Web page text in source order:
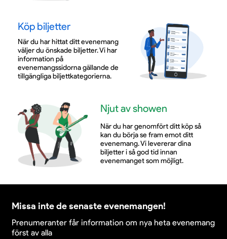
Köp biljetter
När du har hittat ditt evenemang
väljer du önskade biljetter. Vi har
information på
evenemangssidorna gällande de
tillgängliga biljettkategorierna.
Njut av showen
När du har genomfört ditt köp så
kan du börja se fram emot ditt
evenemang. Vi levererar dina
biljetter i så god tid innan
evenemanget som möjligt.
Missa inte de senaste evenemangen!
Prenumeranter får information om nya heta evenemang
först av alla